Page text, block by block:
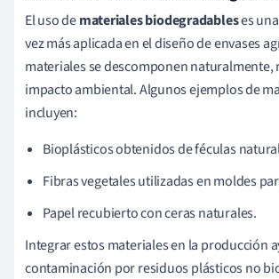
El uso demateriales biodegradableses
vez más aplicada en el diseño de envases
materiales se descomponen naturalmente,
impacto ambiental. Algunos ejemplos de
incluyen:
Bioplásticos obtenidos de féculas
Fibras vegetales utilizadas en moldes
Papel recubierto con ceras naturales.
Integrar estos materiales en la producción
contaminación por residuos plásticos no